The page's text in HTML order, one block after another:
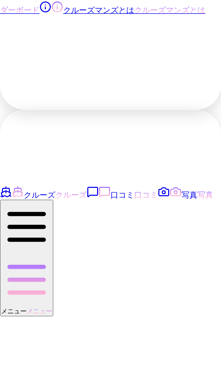
ダーボード
クルーズマンズとはクルーズマンズとは
クルーズクルーズ 口コミ 口コミ 写真写真
メニュー メニュー